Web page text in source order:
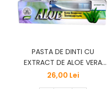
PASTA DE DINTI CU
EXTRACT DE ALOE VERA
120g DR CHEN
26,00 Lei